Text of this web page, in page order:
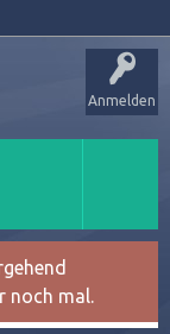
Anmelden
noch mal.